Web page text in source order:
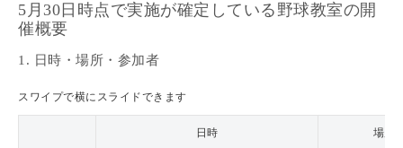
5月30日時点で実施が確定している野球教室の開
催概要
1. 日時・場所・参加者
スワイプで横にスライドできます
日時 場所